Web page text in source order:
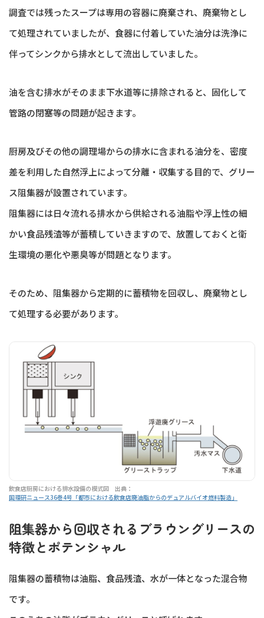
調査では残ったスープは専用の容器に廃棄され、廃棄物とし
て処理されていましたが、食器に付着していた油分は洗浄に
伴ってシンクから排水として流出していました。
油を含む排水がそのまま下水道等に排除されると、固化して
管路の閉塞等の問題が起きます。
厨房及びその他の調理場からの排水に含まれる油分を、密度
差を利用した自然浮上によって分離・収集する目的で、グリー
ス阻集器が設置されています。
阻集器には日々流れる排水から供給される油脂や浮上性の細
かい食品残渣等が蓄積していきますので、放置しておくと衛
生環境の悪化や悪臭等が問題となります。
そのため、阻集器から定期的に蓄積物を回収し、廃棄物とし
て処理する必要があります。
飲食店厨房における排水設備の模式図 出典：
国環研ニュース36巻4号「都市における飲食店廃油脂からのデュアルバイオ燃料製造」
阻集器から回収されるブラウングリースの
特徴とポテンシャル
阻集器の蓄積物は油脂、食品残渣、水が一体となった混合物
です。